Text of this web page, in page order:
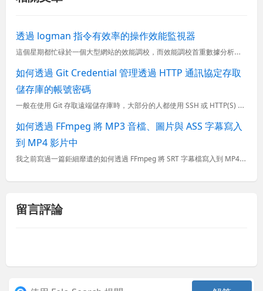
透過 logman 指令有效率的操作效能監視器
這個星期都忙碌於一個大型網站的效能調校，而效能調校首重數據分析，透過數據分析進一步瞭解應用程式所遇到的效能瓶頸，最常使用的工具不外乎就是 效能監視器 ( Performance Monitor )，但...
如何透過 Git Credential 管理透過 HTTP 通訊協定存取
儲存庫的帳號密碼
一般在使用 Git 存取遠端儲存庫時，大部分的人都使用 SSH 或 HTTP(S) 通訊協定。如果使用 SSH 協定，你可以設定金鑰認證，如此一來不但不用每次都輸入密碼，連線過程還可以全程加密。但是若
如何透過 FFmpeg 將 MP3 音檔、圖片與 ASS 字幕寫入
到 MP4 影片中
我之前寫過一篇鉅細靡遺的如何透過 FFmpeg 將 SRT 字幕檔寫入到 MP4 影片檔中文章，也寫過一篇如何使用 FFmpeg 進行圖片壓縮與製作家庭影片文章，我覺得已經涵蓋了許多應用情境了。前陣子
留言評論